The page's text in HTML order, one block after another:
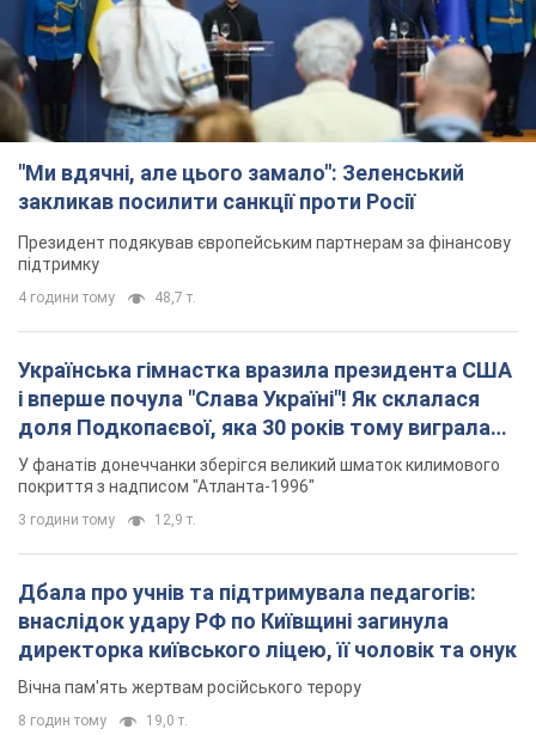
"Ми вдячні, але цього замало": Зеленський
закликав посилити санкції проти Росії
Президент подякував європейським партнерам за фінансову
підтримку
4 години тому 48,7 т.
Українська гімнастка вразила президента США
і вперше почула "Слава Україні"! Як склалася
доля Подкопаєвої, яка 30 років тому виграла
"золото" Олімпіади
У фанатів донеччанки зберігся великий шматок килимового
покриття з надписом "Атланта-1996"
3 години тому 12,9 т.
Дбала про учнів та підтримувала педагогів:
внаслідок удару РФ по Київщині загинула
директорка київського ліцею, її чоловік та онук
Вічна пам'ять жертвам російського терору
8 годин тому 19,0 т.